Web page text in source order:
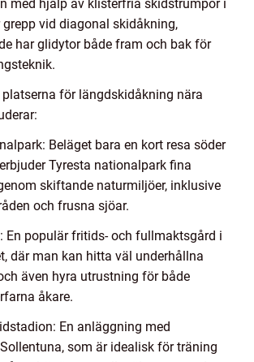
med hjälp av klisterfria skidstrumpor i
vid diagonal skidåkning,
har glidytor både fram och bak för
för längdskidåkning nära
Beläget bara en kort resa söder
Tyresta nationalpark fina
skiftande naturmiljöer, inklusive
och frusna sjöar.
En populär fritids- och fullmaktsgård i
där man kan hitta väl underhållna
även hyra utrustning för både
åkare.
En anläggning med
som är idealisk för träning